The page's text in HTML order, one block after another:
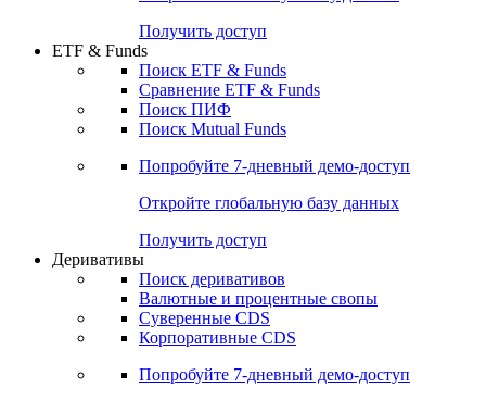
Получить доступ
ETF & Funds
Поиск ETF & Funds
Сравнение ETF & Funds
Поиск ПИФ
Поиск Mutual Funds
Попробуйте 7-дневный демо-доступ
Откройте глобальную базу данных
Получить доступ
Деривативы
Поиск деривативов
Валютные и процентные свопы
Суверенные CDS
Корпоративные CDS
Попробуйте 7-дневный демо-доступ